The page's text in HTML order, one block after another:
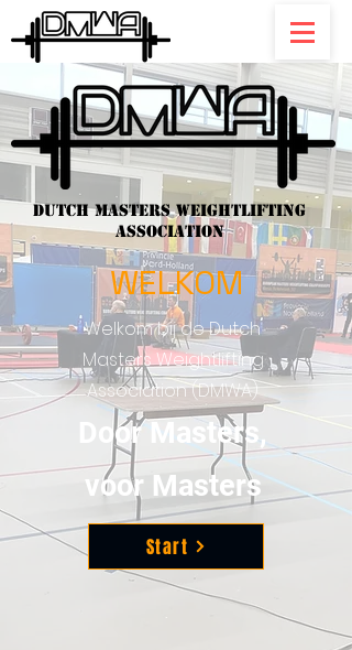
DUTCH MASTERS WEIGHTLIFTING
ASSOCIATION
WELKOM
Welkom bij de Dutch
Masters Weightlifting
Association (DMWA)
Door Masters,
voor Masters
Start